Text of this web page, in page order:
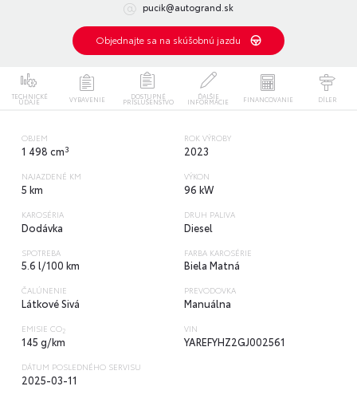
pucik@autogrand.sk
Objednajte sa na skúšobnú jazdu
TECHNICKÉ
ÚDAJE VYBAVENIE DOSTUPNÉ
PRÍSLUŠENSTVO
ĎALŠIE
INFORMÁCIE FINANCOVANIE DÍLER
OBJEM
1 498 cm3
ROK VÝROBY
2023
NAJAZDENÉ KM
5 km
VÝKON
96 kW
KAROSÉRIA
Dodávka
DRUH PALIVA
Diesel
SPOTREBA
5.6 l/100 km
FARBA KAROSÉRIE
Biela Matná
ČALÚNENIE
Látkové Sivá
PREVODOVKA
Manuálna
EMISIE CO2
145 g/km
VIN
YAREFYHZ2GJ002561
DÁTUM POSLEDNÉHO SERVISU
2025-03-11